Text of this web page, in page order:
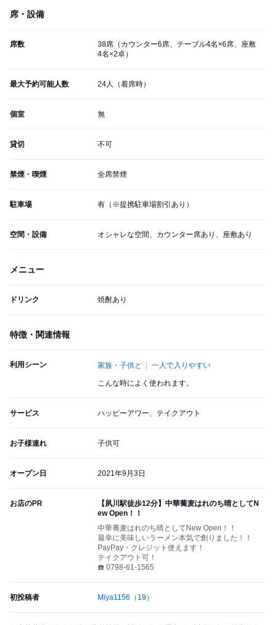
席・設備
席数
38席（カウンター6席、テーブル4名×6席、座敷
4名×2卓）
最大予約可能人数 24人（着席時）
個室 無
貸切 不可
禁煙・喫煙 全席禁煙
駐車場 有（※提携駐車場割引あり）
空間・設備 オシャレな空間、カウンター席あり、座敷あり
メニュー
ドリンク 焼酎あり
特徴・関連情報
利用シーン 家族・子供と 一人で入りやすい
こんな時によく使われます。
サービス ハッピーアワー、テイクアウト
お子様連れ 子供可
オープン日 2021年9月3日
お店のPR
【夙川駅徒歩12分】中華蕎麦はれのち晴としてN
ew Open！！
中華蕎麦はれのち晴としてNew Open！！
最幸に美味しいラーメン本気で創りました！！
PayPay・クレジット使えます！
テイクアウト可！
☎️ 0798-61-1565
初投稿者 Miya1156 （19）